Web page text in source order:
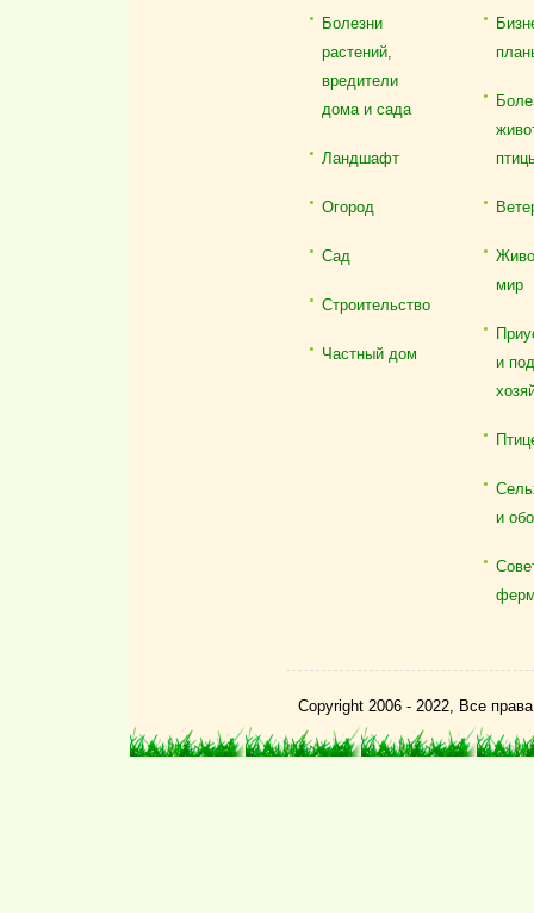
Болезни
растений,
вредители
дома и сада
Ландшафт
Огород
Сад
Строительство
Частный дом
мир
и
и
Copyright 2006 - 2022, Все